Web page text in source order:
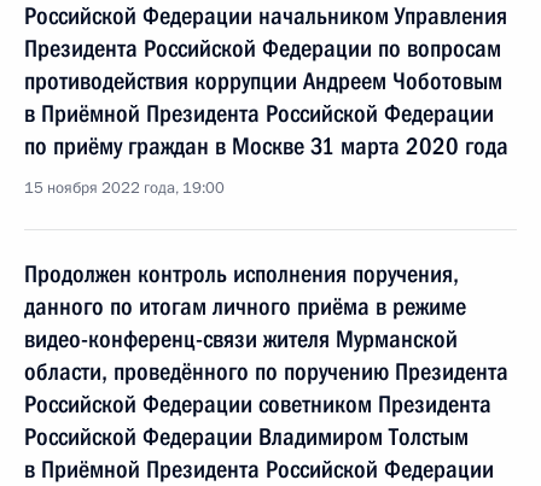
Российской Федерации начальником Управления
Президента Российской Федерации по вопросам
противодействия коррупции Андреем Чоботовым
в Приёмной Президента Российской Федерации
по приёму граждан в Москве 31 марта 2020 года
15 ноября 2022 года, 19:00
Продолжен контроль исполнения поручения,
данного по итогам личного приёма в режиме
видео-конференц-связи жителя Мурманской
области, проведённого по поручению Президента
Российской Федерации советником Президента
Российской Федерации Владимиром Толстым
в Приёмной Президента Российской Федерации